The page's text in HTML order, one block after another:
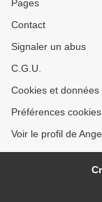
Pages
Contact
Signaler un abus
C.G.U.
Cookies et
Préférences cookies
Voir le profil de